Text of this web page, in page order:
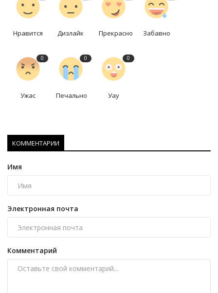
Нравится Дизлайк Прекрасно Забавно
0
Ужас
0
Печально
0
Уау
КОММЕНТАРИИ
Имя
Электронная почта
Комментарий